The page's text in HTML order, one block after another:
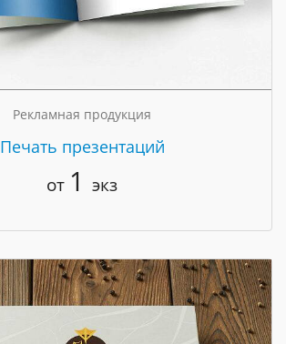
Рекламная продукция
Печать презентаций
от 1 экз